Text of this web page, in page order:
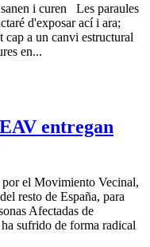
i curen Les paraules
d'exposar ací i ara;
cap a un canvi estructural
en...
entregan
por el Movimiento Vecinal,
resto de España, para
Afectadas de
sufrido de forma radical